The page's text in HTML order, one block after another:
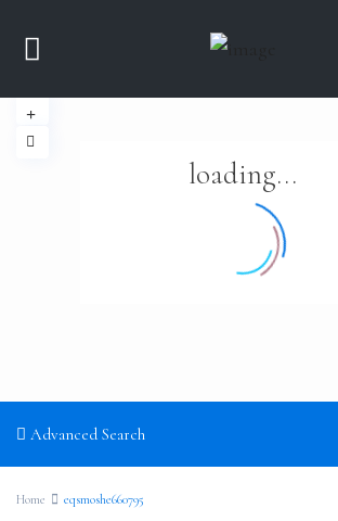
loading...
Advanced Search
Home eqsmoshe660795